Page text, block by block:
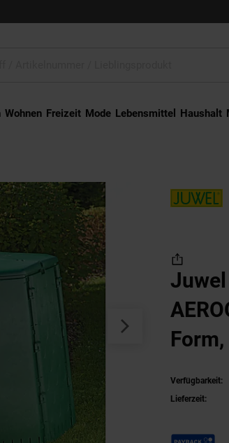
Wohnen Freizeit Mode Lebensmittel Haushalt
Verfügbarkeit:
Lieferzeit:
Payback